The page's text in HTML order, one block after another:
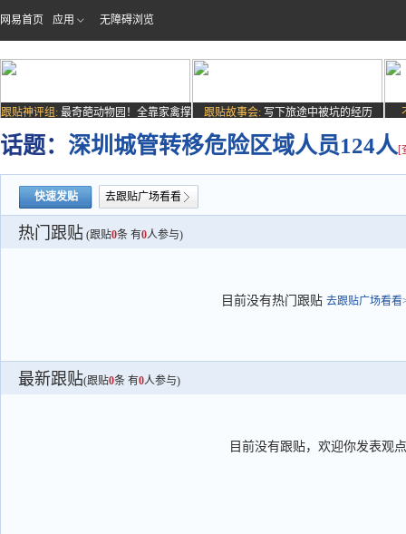
网易首页 应用 无障碍浏览
跟贴神评组: 最奇葩动物园！全靠家禽撑
场子
跟贴故事会: 写下旅途中被坑的经历
话题： 深圳城管转移危险区域人员124人[
快速发贴 去跟贴广场看看
热门跟贴 (跟贴0条 有0人参与)
目前没有热门跟贴 去跟贴广场看看
最新跟贴(跟贴0条 有0人参与)
目前没有跟贴，欢迎你发表观点